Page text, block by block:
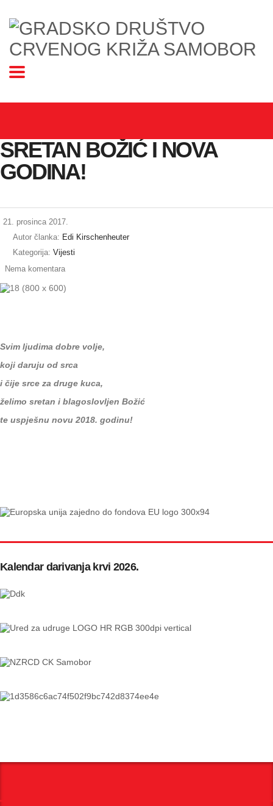
SRETAN BOŽIĆ I NOVA
GODINA!
21. prosinca 2017.
Autor članka: Edi Kirschenheuter
Kategorija: Vijesti
Nema komentara
Svim ljudima dobre volje,
koji daruju od srca
i čije srce za druge kuca,
želimo sretan i blagoslovljen Božić
te uspješnu novu 2018. godinu!
Kalendar darivanja krvi 2026.